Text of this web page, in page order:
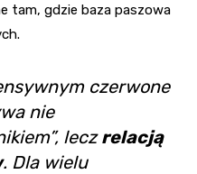
tam, gdzie baza paszowa
czerwone
nie
leczrelacją
. Dla wielu